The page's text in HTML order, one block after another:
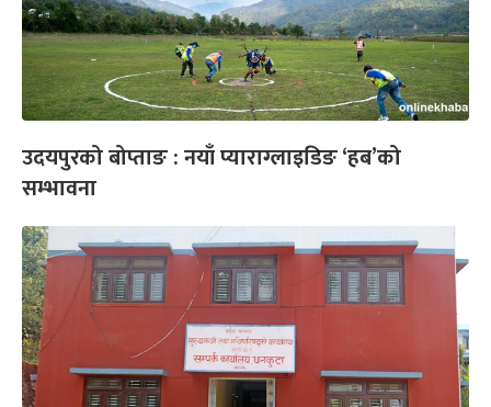
उदयपुरको बोप्ताङ : नयाँ प्याराग्लाइडिङ ‘हब’को
सम्भावना